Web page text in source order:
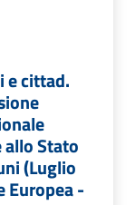
e cittad.
allo Stato
(Luglio
Europea -